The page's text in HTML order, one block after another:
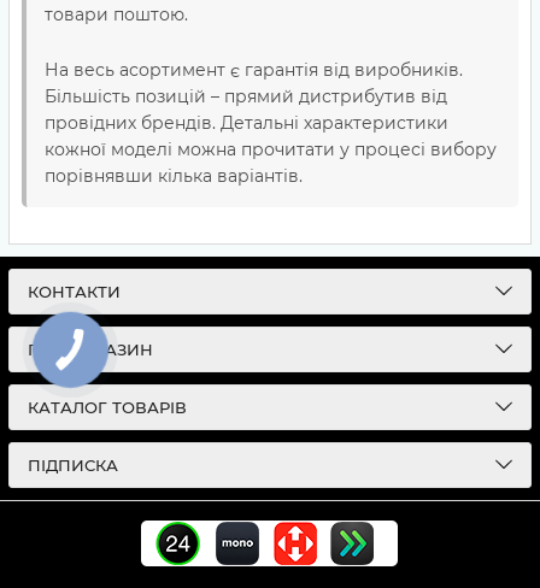
товари поштою.
На весь асортимент є гарантія від виробників.
Більшість позицій – прямий дистрибутив від
провідних брендів. Детальні характеристики
кожної моделі можна прочитати у процесі вибору
порівнявши кілька варіантів.
КОНТАКТИ
ПРО МАГАЗИН
КАТАЛОГ ТОВАРІВ
ПІДПИСКА